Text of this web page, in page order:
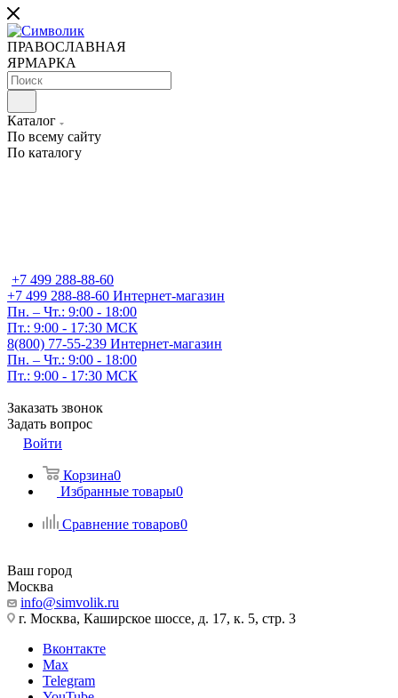
ПРАВОСЛАВНАЯ
ЯРМАРКА
Каталог
По всему сайту
По каталогу
+7 499 288-88-60
+7 499 288-88-60 Интернет-магазин
Пн. – Чт.: 9:00 - 18:00
Пт.: 9:00 - 17:30 МСК
8(800) 77-55-239 Интернет-магазин
Пн. – Чт.: 9:00 - 18:00
Пт.: 9:00 - 17:30 МСК
Заказать звонок
Задать вопрос
Войти
Корзина0
Избранные товары0
Сравнение товаров0
Ваш город
Москва
info@simvolik.ru
г. Москва, Каширское шоссе, д. 17, к. 5, стр. 3
Вконтакте
Max
Telegram